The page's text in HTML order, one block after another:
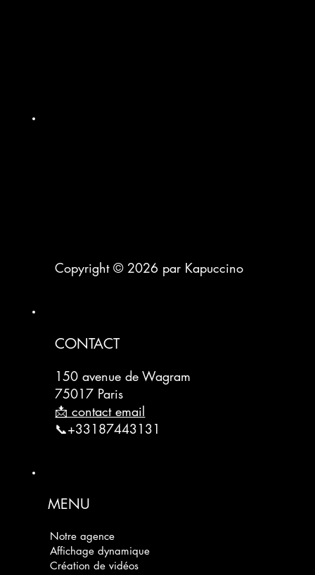
Copyright © 2026 par Kapuccino
CONTACT
150 avenue de Wagram
75017 Paris
📩 contact email
📞+33187443131
MENU
Notre agence
Affichage dynamique
Création de vidéos